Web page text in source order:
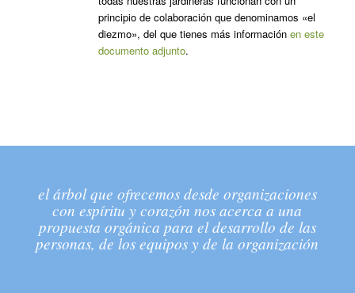
principio de colaboración que denominamos «el
diezmo», del que tienes más información en este
documento adjunto.
el árbol que ofrecemos desde organizaciones
con espíritu y corazón nos acerca a una
propuesta orgánica para el desarrollo de las
personas, de los equipos y de la organización